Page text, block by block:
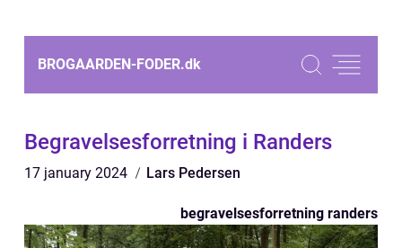
BROGAARDEN-FODER.dk
Begravelsesforretning i Randers
17 january 2024 Lars Pedersen
begravelsesforretning randers